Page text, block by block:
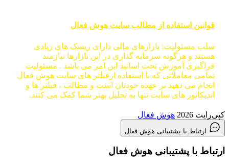
قوانین استفاده از مطالب سایت هوش فعال
سلب مسئولیت: بازارهای مالی دارای ریسک های زیادی
هستند و هرگونه سرمایه گذاری در این بازارها نیازمند
فراگیری آموزش تحت اساتید این امر می باشد . مسئولیت
تمامی معاملاتی که با استفاده ازفیلتر های سایت هوش فعال
انجام می دهید بر عهده خودتان است و مطالب ، فیلتر ها و
اندیکاتور های سایت تنها به تحلیل بهتر شما کمک می کنند.
کپی‌رایت 2026 هوش فعال
ارتباط با پشتیبانی هوش فعال
ارتباط با پشتیبانی هوش فعال